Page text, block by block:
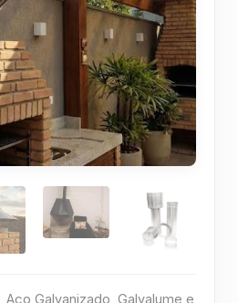
Aço Galvanizado, Galvalume e